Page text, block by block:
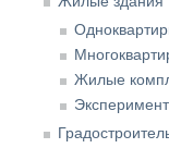
Жилые